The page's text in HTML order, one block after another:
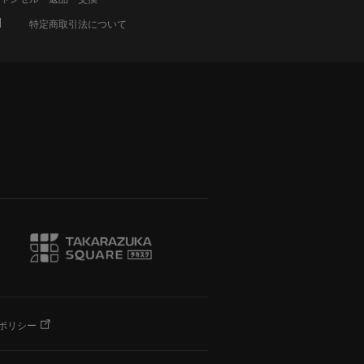
特定商取引法について
リシー